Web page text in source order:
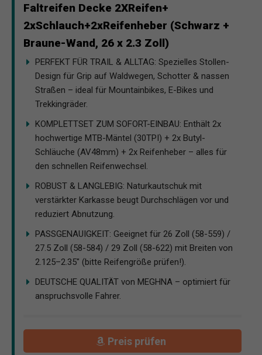
Faltreifen Decke 2XReifen+
2xSchlauch+2xReifenheber (Schwarz +
Braune-Wand, 26 x 2.3 Zoll)
PERFEKT FÜR TRAIL & ALLTAG: Spezielles Stollen-
Design für Grip auf Waldwegen, Schotter & nassen
Straßen – ideal für Mountainbikes, E-Bikes und
Trekkingräder.
KOMPLETTSET ZUM SOFORT-EINBAU: Enthält 2x
hochwertige MTB-Mäntel (30TPI) + 2x Butyl-
Schläuche (AV48mm) + 2x Reifenheber – alles für
den schnellen Reifenwechsel.
ROBUST & LANGLEBIG: Naturkautschuk mit
verstärkter Karkasse beugt Durchschlägen vor und
reduziert Abnutzung.
PASSGENAUIGKEIT: Geeignet für 26 Zoll (58-559) /
27.5 Zoll (58-584) / 29 Zoll (58-622) mit Breiten von
2.125–2.35" (bitte Reifengröße prüfen!).
DEUTSCHE QUALITÄT von MEGHNA – optimiert für
anspruchsvolle Fahrer.
Preis prüfen